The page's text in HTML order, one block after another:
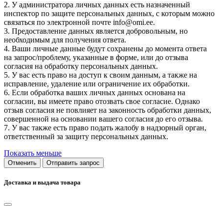
2. У администратора личных данных есть назначенный
инспектор по защите персональных данных, с которым можно
связаться по электронной почте info@omi.ee.
3. Предоставление данных является добровольным, но
необходимым для получения ответа.
4. Ваши личные данные будут сохранены до момента ответа
на запрос/проблему, указанные в форме, или до отзыва
согласия на обработку персональных данных.
5. У вас есть право на доступ к своим данным, а также на
исправление, удаление или ограничение их обработки.
6. Если обработка ваших личных данных основана на
согласии, вы имеете право отозвать свое согласие. Однако
отзыв согласия не повлияет на законность обработки данных,
совершенной на основании вашего согласия до его отзыва.
7. У вас также есть право подать жалобу в надзорный орган,
ответственный за защиту персональных данных.
Показать меньше
Отменить Отправить запрос
Доставка и выдача товара